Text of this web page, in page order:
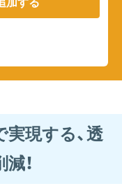
加する
現する、透
！